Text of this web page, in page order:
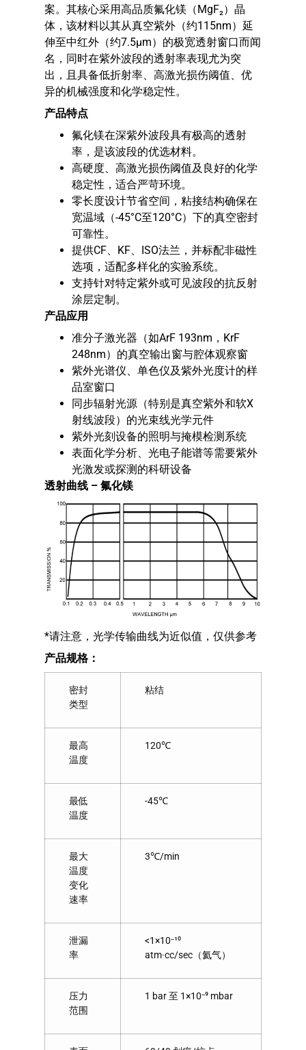
案。其核心采用高品质氟化镁（MgF₂）晶
体，该材料以其从真空紫外（约115nm）延
伸至中红外（约7.5μm）的极宽透射窗口而闻
名，同时在紫外波段的透射率表现尤为突
出，且具备低折射率、高激光损伤阈值、优
异的机械强度和化学稳定性。
产品特点
氟化镁在深紫外波段具有极高的透射
率，是该波段的优选材料。
高硬度、高激光损伤阈值及良好的化学
稳定性，适合严苛环境。
零长度设计节省空间，粘接结构确保在
宽温域（-45°C至120°C）下的真空密封
可靠性。
提供CF、KF、ISO法兰，并标配非磁性
选项，适配多样化的实验系统。
支持针对特定紫外或可见波段的抗反射
涂层定制。
产品应用
准分子激光器（如ArF 193nm，KrF
248nm）的真空输出窗与腔体观察窗
紫外光谱仪、单色仪及紫外光度计的样
品室窗口
同步辐射光源（特别是真空紫外和软X
射线波段）的光束线光学元件
紫外光刻设备的照明与掩模检测系统
表面化学分析、光电子能谱等需要紫外
光激发或探测的科研设备
透射曲线 – 氟化镁
*请注意，光学传输曲线为近似值，仅供参考
产品规格：
密封
类型
粘结
最高
温度
120℃
最低
温度
-45℃
最大
温度
变化
速率
3℃/min
泄漏
率
<1×10⁻¹⁰
atm·cc/sec（氦气）
压力
范围
1 bar 至 1×10⁻⁹ mbar